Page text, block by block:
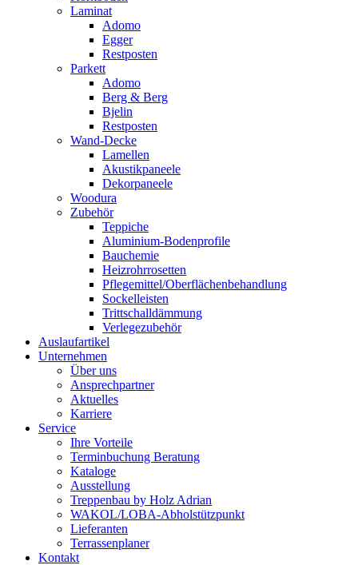
Laminat
Adomo
Egger
Restposten
Parkett
Adomo
Berg & Berg
Bjelin
Restposten
Wand-Decke
Lamellen
Akustikpaneele
Dekorpaneele
Woodura
Zubehör
Teppiche
Aluminium-Bodenprofile
Bauchemie
Heizrohrrosetten
Pflegemittel/Oberflächenbehandlung
Sockelleisten
Trittschalldämmung
Verlegezubehör
Auslaufartikel
Unternehmen
Über uns
Ansprechpartner
Aktuelles
Karriere
Service
Ihre Vorteile
Terminbuchung Beratung
Kataloge
Ausstellung
Treppenbau by Holz Adrian
WAKOL/LOBA-Abholstützpunkt
Lieferanten
Terrassenplaner
Kontakt